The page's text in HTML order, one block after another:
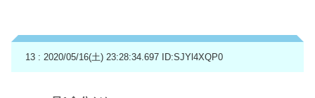
13 : 2020/05/16(土) 23:28:34.697 ID:SJYl4XQP0